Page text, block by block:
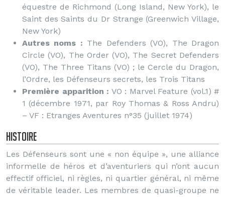
équestre de Richmond (Long Island, New York), le
Saint des Saints du Dr Strange (Greenwich Village,
New York)
Autres noms : The Defenders (VO), The Dragon
Circle (VO), The Order (VO), The Secret Defenders
(VO), The Three Titans (VO) ; le Cercle du Dragon,
l’Ordre, les Défenseurs secrets, les Trois Titans
Première apparition : VO : Marvel Feature (vol.1) #
1 (décembre 1971, par Roy Thomas & Ross Andru)
– VF : Etranges Aventures n°35 (juillet 1974)
Histoire
Les Défenseurs sont une « non équipe », une alliance
informelle de héros et d’aventuriers qui n’ont aucun
effectif officiel, ni règles, ni quartier général, ni même
de véritable leader. Les membres de quasi-groupe ne